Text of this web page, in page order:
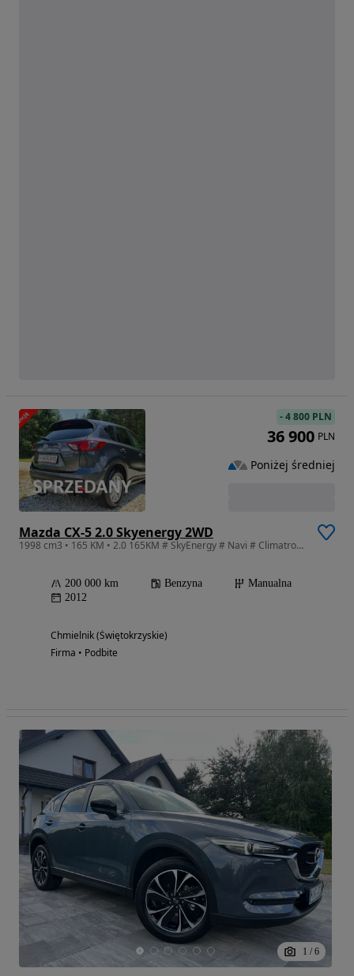
Mazda CX-5 2.0 Skyenergy 2WD
1998 cm3 • 165 KM • 2.0 165KM # SkyEnergy # Navi # Climatronic # Parktronic # Super Stan !
200 000 km Benzyna
Manualna
2012
Chmielnik (Świętokrzyskie)
Firma • Podbite
-4 800 PLN
36 900 PLN
Poniżej średniej
1 / 6